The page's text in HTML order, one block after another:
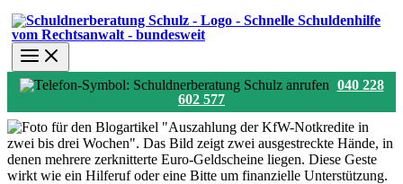
040 228
602 577